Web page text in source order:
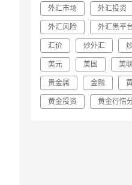
外汇市场 外汇投资
外汇风险 外汇黑平
汇价 炒外汇
美元 美国 美
贵金属 金融
黄金投资 黄金行情